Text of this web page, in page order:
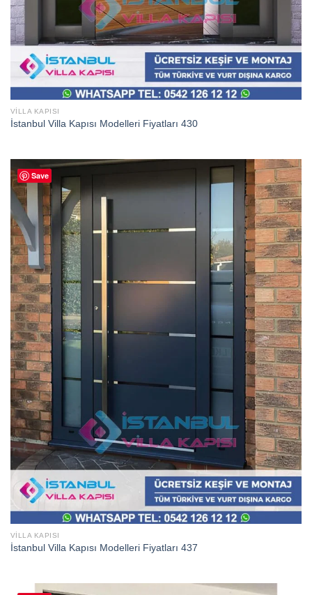
VILLA KAPISI
İstanbul Villa Kapısı Modelleri Fiyatları 430
Save
VILLA KAPISI
İstanbul Villa Kapısı Modelleri Fiyatları 437